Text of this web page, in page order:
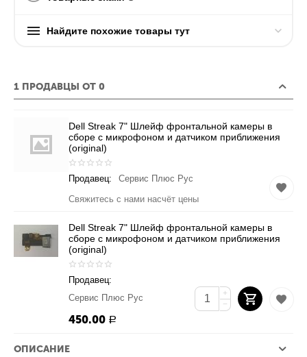
Найдите похожие товары тут
1 ПРОДАВЦЫ ОТ 0
Dell Streak 7" Шлейф фронтальной камеры в
сборе с микрофоном и датчиком приближения
(original)
Продавец:
Сервис Плюс Рус
Свяжитесь с нами насчёт цены
Dell Streak 7" Шлейф фронтальной камеры в
сборе с микрофоном и датчиком приближения
(original)
Продавец:
Сервис Плюс Рус
450.00 Р
+
−
ОПИСАНИЕ